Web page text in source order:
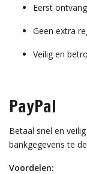
Eerst
Geen extra
Veilig en
PayPal
Betaal snel en
bankgegevens te
Voordelen: